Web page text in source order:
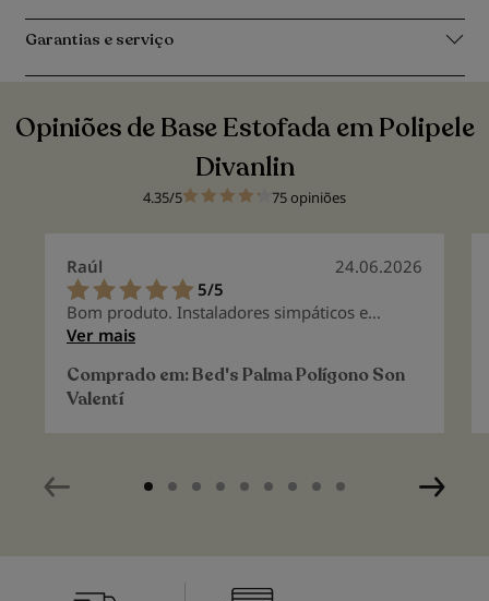
Garantias e serviço
Opiniões de Base Estofada em Polipele
Divanlin
4.35/5 75 opiniões
Raúl
24.06.2026
100%
5/5
Bom produto. Instaladores simpáticos e
rápidos.
Ver mais
Comprado em:Bed's Palma Polígono Son
Valentí